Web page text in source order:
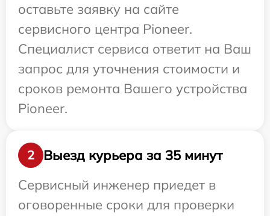
оставьте заявку на сайте
сервисного центра Pioneer.
Специалист сервиса ответит на Ваш
запрос для уточнения стоимости и
сроков ремонта Вашего устройства
Pioneer.
2
Выезд курьера за 35 минут
Сервисный инженер приедет в
оговоренные сроки для проверки